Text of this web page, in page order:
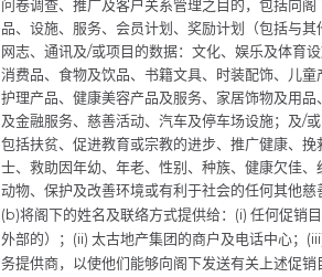
问卷调查、推广及客户关系管理之目的，包括向
品、设施、服务、会员计划、奖励计划（包括与
网志、通讯及/或项目的数据：文化、娱乐及体育
消费品、食物及饮品、书籍文具、时装配饰、儿
护理产品、健康美容产品及服务、家居饰物及用
及金融服务、慈善活动、汽车及停车场设施；及/
包括扶贫、促进教育或宗教的进步、推广健康、
士、救助因年幼、年老、性别、种族、健康欠佳
动物、保护及改善环境或有利于社会的任何其他慈
(b)将阁下的姓名及联络方式提供给：(i) 任何促销
外部的）；(ii) 太古地产集团的商户及电话中心；
务提供商，以使他们能够向阁下发送有关上述促